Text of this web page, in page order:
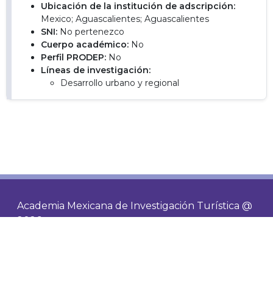
Ubicación de la institución de adscripción:
Mexico; Aguascalientes; Aguascalientes
SNI: No pertenezco
Cuerpo académico: No
Perfil PRODEP: No
Líneas de investigación:
Desarrollo urbano y regional
Academia Mexicana de Investigación Turística @
2026